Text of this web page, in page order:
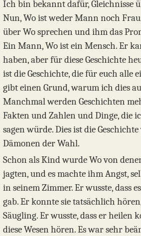
Ich bin bekannt dafür, Gleichnisse
Nun, Wo ist weder Mann noch
über Wo sprechen und ihm das
Ein Mann, Wo ist ein Mensch. Er
haben, aber für diese Geschichte
ist die Geschichte, die für euch alle
gibt einen Grund, warum ich dies
Manchmal werden Geschichten
Fakten und Zahlen und Dinge, die
sagen würde. Dies ist die
Dämonen der Wahl.
Schon als Kind wurde Wo von
jagten, und es machte ihm Angst,
in seinem Zimmer. Er wusste, dass
gab. Er konnte sie tatsächlich
Säugling. Er wusste, dass er heilen
diese Wesen hören. Es war sehr